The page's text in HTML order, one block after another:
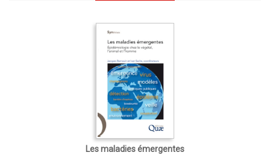
Les maladies émergentes